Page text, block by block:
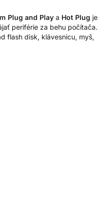
Plug and Play a Hot Plug je
periférie za behu počítača.
flash disk, klávesnicu, myš,